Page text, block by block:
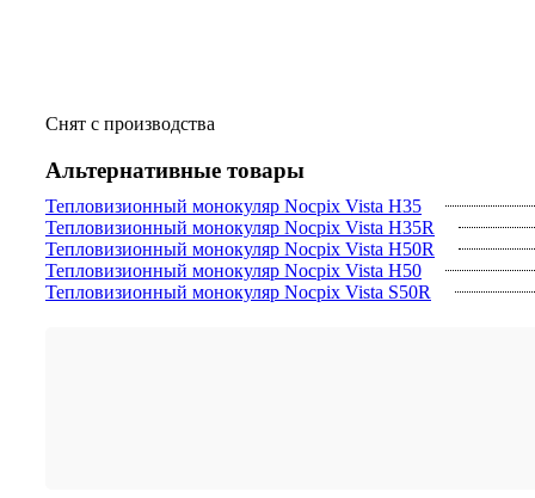
Снят с производства
Альтернативные товары
Тепловизионный монокуляр Nocpix Vista H35
Тепловизионный монокуляр Nocpix Vista H35R
Тепловизионный монокуляр Nocpix Vista H50R
Тепловизионный монокуляр Nocpix Vista H50
Тепловизионный монокуляр Nocpix Vista S50R